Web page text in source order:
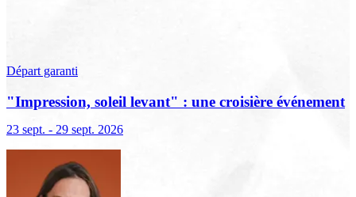
Départ garanti
"Impression, soleil levant" : une croisière événement
disparition de Claude Monet
23 sept. - 29 sept. 2026